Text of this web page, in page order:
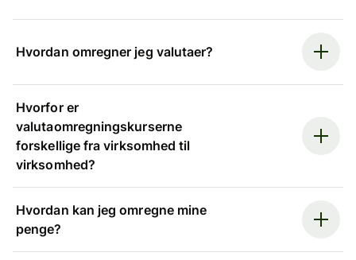
Hvordan omregner jeg valutaer?
Hvorfor er
valutaomregningskurserne
forskellige fra virksomhed til
virksomhed?
Hvordan kan jeg omregne mine
penge?